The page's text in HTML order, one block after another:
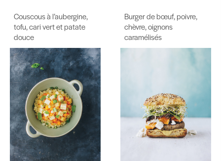
Couscous à l’aubergine,
tofu, cari vert et patate
douce
Burger de bœuf, poivre,
chèvre, oignons
caramélisés